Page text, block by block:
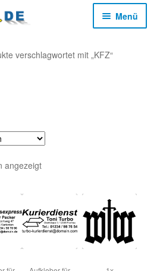
Menü
verschlagwortet mit „KFZ“
angezeigtNach